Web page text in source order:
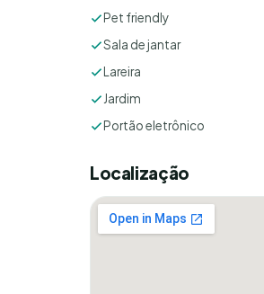
Pet friendly
Sala de jantar
Lareira
Jardim
Portão eletrônico
Localização